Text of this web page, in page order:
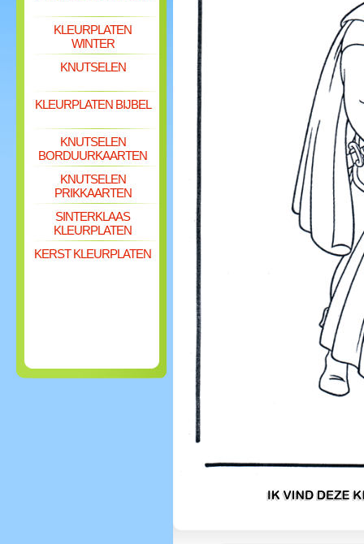
KLEURPLATEN
WINTER
KNUTSELEN
KLEURPLATEN BIJBEL
KNUTSELEN
BORDUURKAARTEN
KNUTSELEN
PRIKKAARTEN
SINTERKLAAS
KLEURPLATEN
KERST KLEURPLATEN